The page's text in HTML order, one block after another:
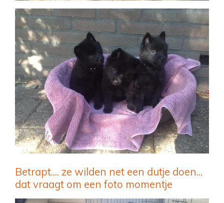
Betrapt.... ze wilden net een dutje doen...
dat vraagt om een foto momentje